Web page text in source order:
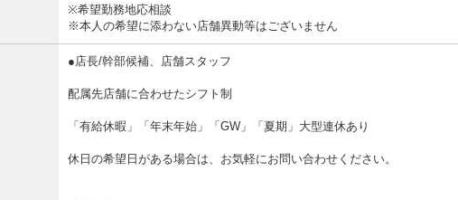
創業以来、お客様に楽しんでいただくため、斬新なコンセプトのお店を考案、オー
オープンさせ、東京、埼玉、仙台、盛岡、そして札幌と5エリア20店舗を展開、運営し
行しておりますので、ポスト不足といった心配はご無用！
※希望勤務地応相談
※本人の希望に添わない店舗異動等はございません
●店長/幹部候補、店舗スタッフ
配属先店舗に合わせたシフト制
「有給休暇」「年末年始」「GW」「夏期」大型連休あり
休日の希望日がある場合は、お気軽にお問い合わせください。